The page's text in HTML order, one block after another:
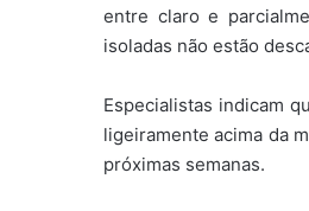
entre claro e
isoladas não estão
Especialistas indicam
ligeiramente acima da
próximas semanas.